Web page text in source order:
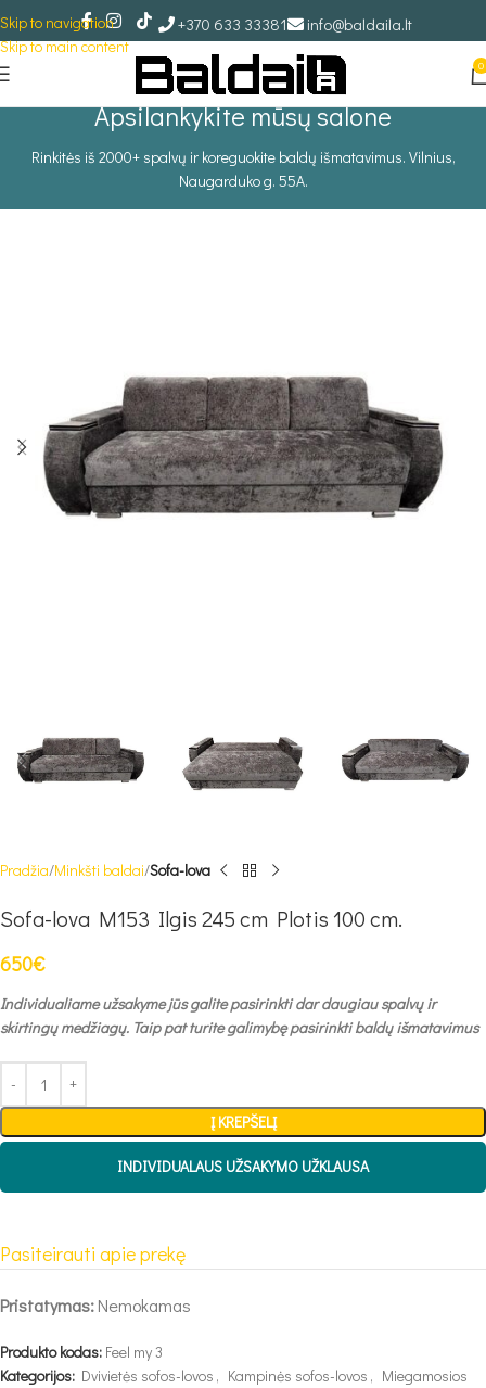
Skip to navigation
Skip to main content
+370 633 33381 info@baldaila.lt
0
Apsilankykite mūsų salone
Rinkitės iš 2000+ spalvų ir koreguokite baldų išmatavimus. Vilnius,
Naugarduko g. 55A.
Pradžia Minkšti baldai Sofa-lova
Sofa-lova M153 Ilgis 245 cm Plotis 100 cm.
650€
Individualiame užsakyme jūs galite pasirinkti dar daugiau spalvų ir
skirtingų medžiagų. Taip pat turite galimybę pasirinkti baldų išmatavimus
Į KREPŠELĮ
INDIVIDUALAUS UŽSAKYMO UŽKLAUSA
Pasiteirauti apie prekę
Pristatymas:Nemokamas
Produkto kodas: Feel my 3
Kategorijos: Dvivietės sofos-lovos , Kampinės sofos-lovos , Miegamosios